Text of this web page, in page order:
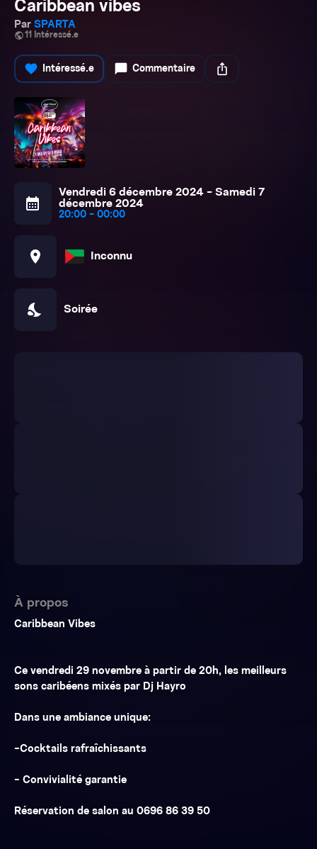
Caribbean vibes
Par SPARTA
public11 Intéressé.e
favorite Intéressé.e chat_bubble Commentaire ios_share
calendar_month
Vendredi 6 décembre 2024 - Samedi 7
décembre 2024
20:00 - 00:00
location_on Inconnu
nights_stay Soirée
À propos
Caribbean Vibes
Ce vendredi 29 novembre à partir de 20h, les meilleurs
sons caribéens mixés par Dj Hayro
Dans une ambiance unique:
-Cocktails rafraîchissants
- Convivialité garantie
Réservation de salon au 0696 86 39 50